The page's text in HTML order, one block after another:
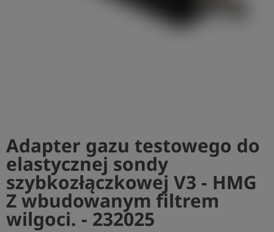
Adapter gazu testowego do
elastycznej sondy
szybkozłączkowej V3 - HMG
Z wbudowanym filtrem
wilgoci. - 232025